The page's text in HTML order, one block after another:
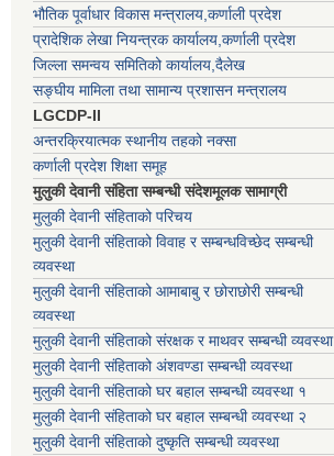
भौतिक पूर्वाधार विकास मन्त्रालय,कर्णाली प्रदेश
प्रादेशिक लेखा नियन्त्रक कार्यालय,कर्णाली प्रदेश
जिल्ला समन्वय समितिको कार्यालय,दैलेख
सङ्घीय मामिला तथा सामान्य प्रशासन मन्त्रालय
LGCDP-II
अन्तरक्रियात्मक स्थानीय तहको नक्सा
कर्णाली प्रदेश शिक्षा समूह
मुलुकी देवानी संहिता सम्बन्धी संदेशमूलक सामाग्री
मुलुकी देवानी संहिताको परिचय
मुलुकी देवानी संहिताको विवाह र सम्बन्धविच्छेद सम्बन्धी
व्यवस्था
मुलुकी देवानी संहिताको आमाबाबु र छोराछोरी सम्बन्धी
व्यवस्था
मुलुकी देवानी संहिताको संरक्षक र माथवर सम्बन्धी व्यवस्था
मुलुकी देवानी संहिताको अंशवण्डा सम्बन्धी व्यवस्था
मुलुकी देवानी संहिताको घर बहाल सम्बन्धी व्यवस्था १
मुलुकी देवानी संहिताको घर बहाल सम्बन्धी व्यवस्था २
मुलुकी देवानी संहिताको दुष्कृति सम्बन्धी व्यवस्था